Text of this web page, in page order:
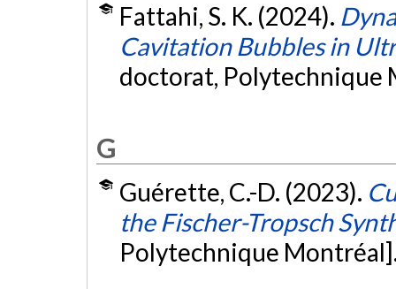
Fattahi, S. K. (2024).
Cavitation Bubbles in
doctorat, Polytechnique
G
Guérette, C.-D. (2023).
the Fischer-Tropsch
Polytechnique